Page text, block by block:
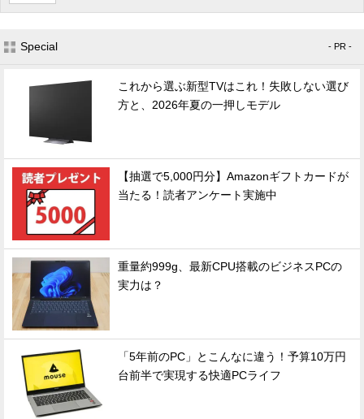
Special - PR -
これから選ぶ新型TVはこれ！失敗しない選び
方と、2026年夏の一押しモデル
【抽選で5,000円分】Amazonギフトカードが
当たる！読者アンケート実施中
重量約999g、最新CPU搭載のビジネスPCの
実力は？
「5年前のPC」とこんなに違う！予算10万円
台前半で実現する快適PCライフ